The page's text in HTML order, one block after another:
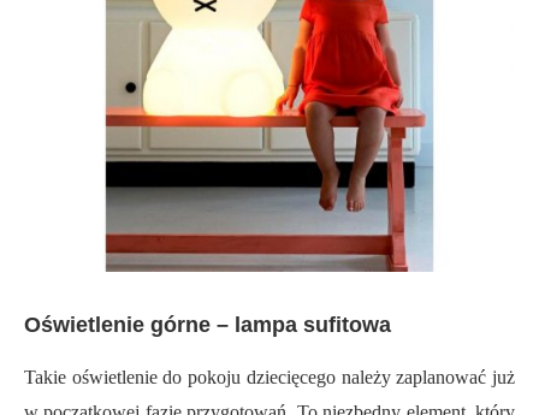
Oświetlenie górne – lampa sufitowa
Takie oświetlenie do pokoju dziecięcego należy zaplanować już